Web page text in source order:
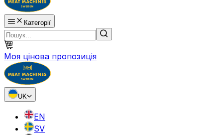
Категорії
Моя цінова пропозиція
UK
EN
SV